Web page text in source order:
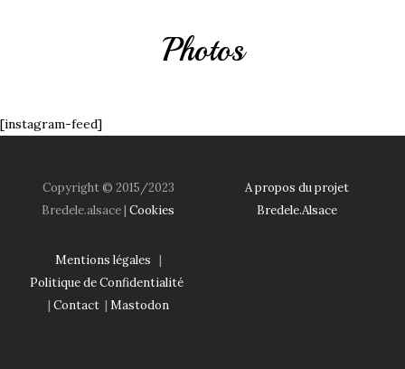
Photos
[instagram-feed]
Copyright © 2015/2023
Bredele.alsace | Cookies
A propos du projet
Bredele.Alsace
Mentions légales |
Politique de Confidentialité
| Contact| Mastodon